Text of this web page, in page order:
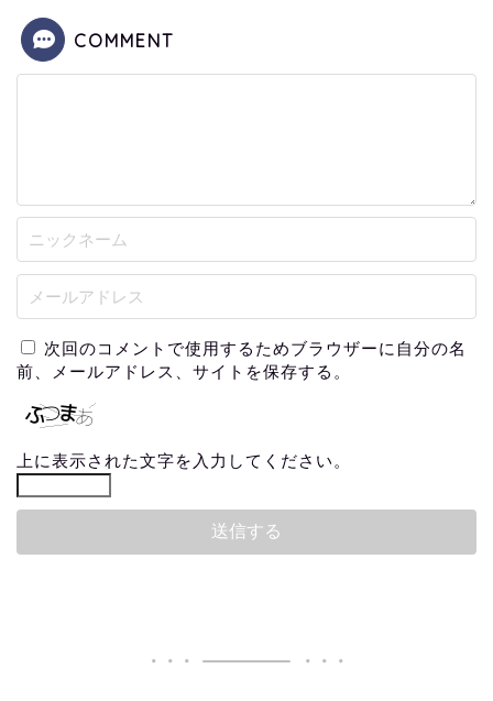
COMMENT
次回のコメントで使用するためブラウザーに自分の名
前、メールアドレス、サイトを保存する。
上に表示された文字を入力してください。